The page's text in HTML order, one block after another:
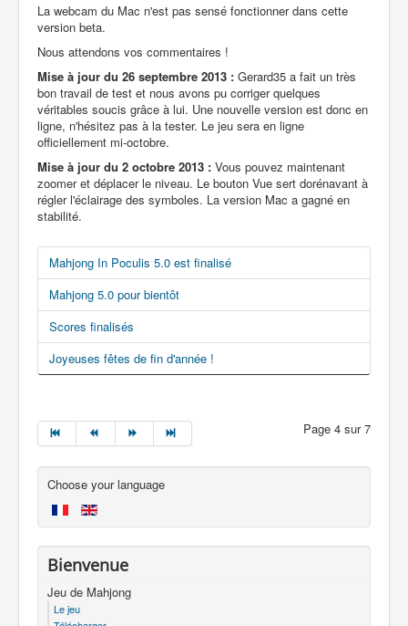
La webcam du Mac n'est pas sensé fonctionner dans cette
version beta.
Nous attendons vos commentaires !
Mise à jour du 26 septembre 2013 : Gerard35 a fait un très
bon travail de test et nous avons pu corriger quelques
véritables soucis grâce à lui. Une nouvelle version est donc en
ligne, n'hésitez pas à la tester. Le jeu sera en ligne
officiellement mi-octobre.
Mise à jour du 2 octobre 2013 : Vous pouvez maintenant
zoomer et déplacer le niveau. Le bouton Vue sert dorénavant à
régler l'éclairage des symboles. La version Mac a gagné en
stabilité.
Mahjong In Poculis 5.0 est finalisé
Mahjong 5.0 pour bientôt
Scores finalisés
Joyeuses fêtes de fin d'année !
Page 4 sur 7
Choose your language
Bienvenue
Jeu de Mahjong
Le jeu